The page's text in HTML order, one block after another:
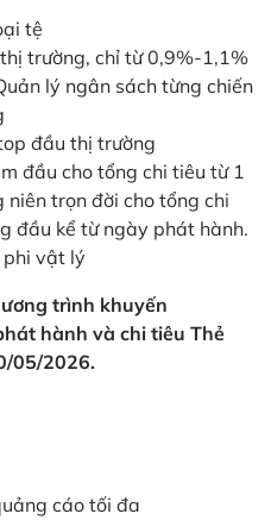
tệ
trường, chỉ từ 0,9%-1,1%
lý ngân sách từng chiến
đầu thị trường
đầu cho tổng chi tiêu từ 1
trọn đời cho tổng chi
đầu kể từ ngày phát hành.
phi vật lý
trình khuyến
hành và chi tiêu Thẻ
05/2026.
cáo tối đa